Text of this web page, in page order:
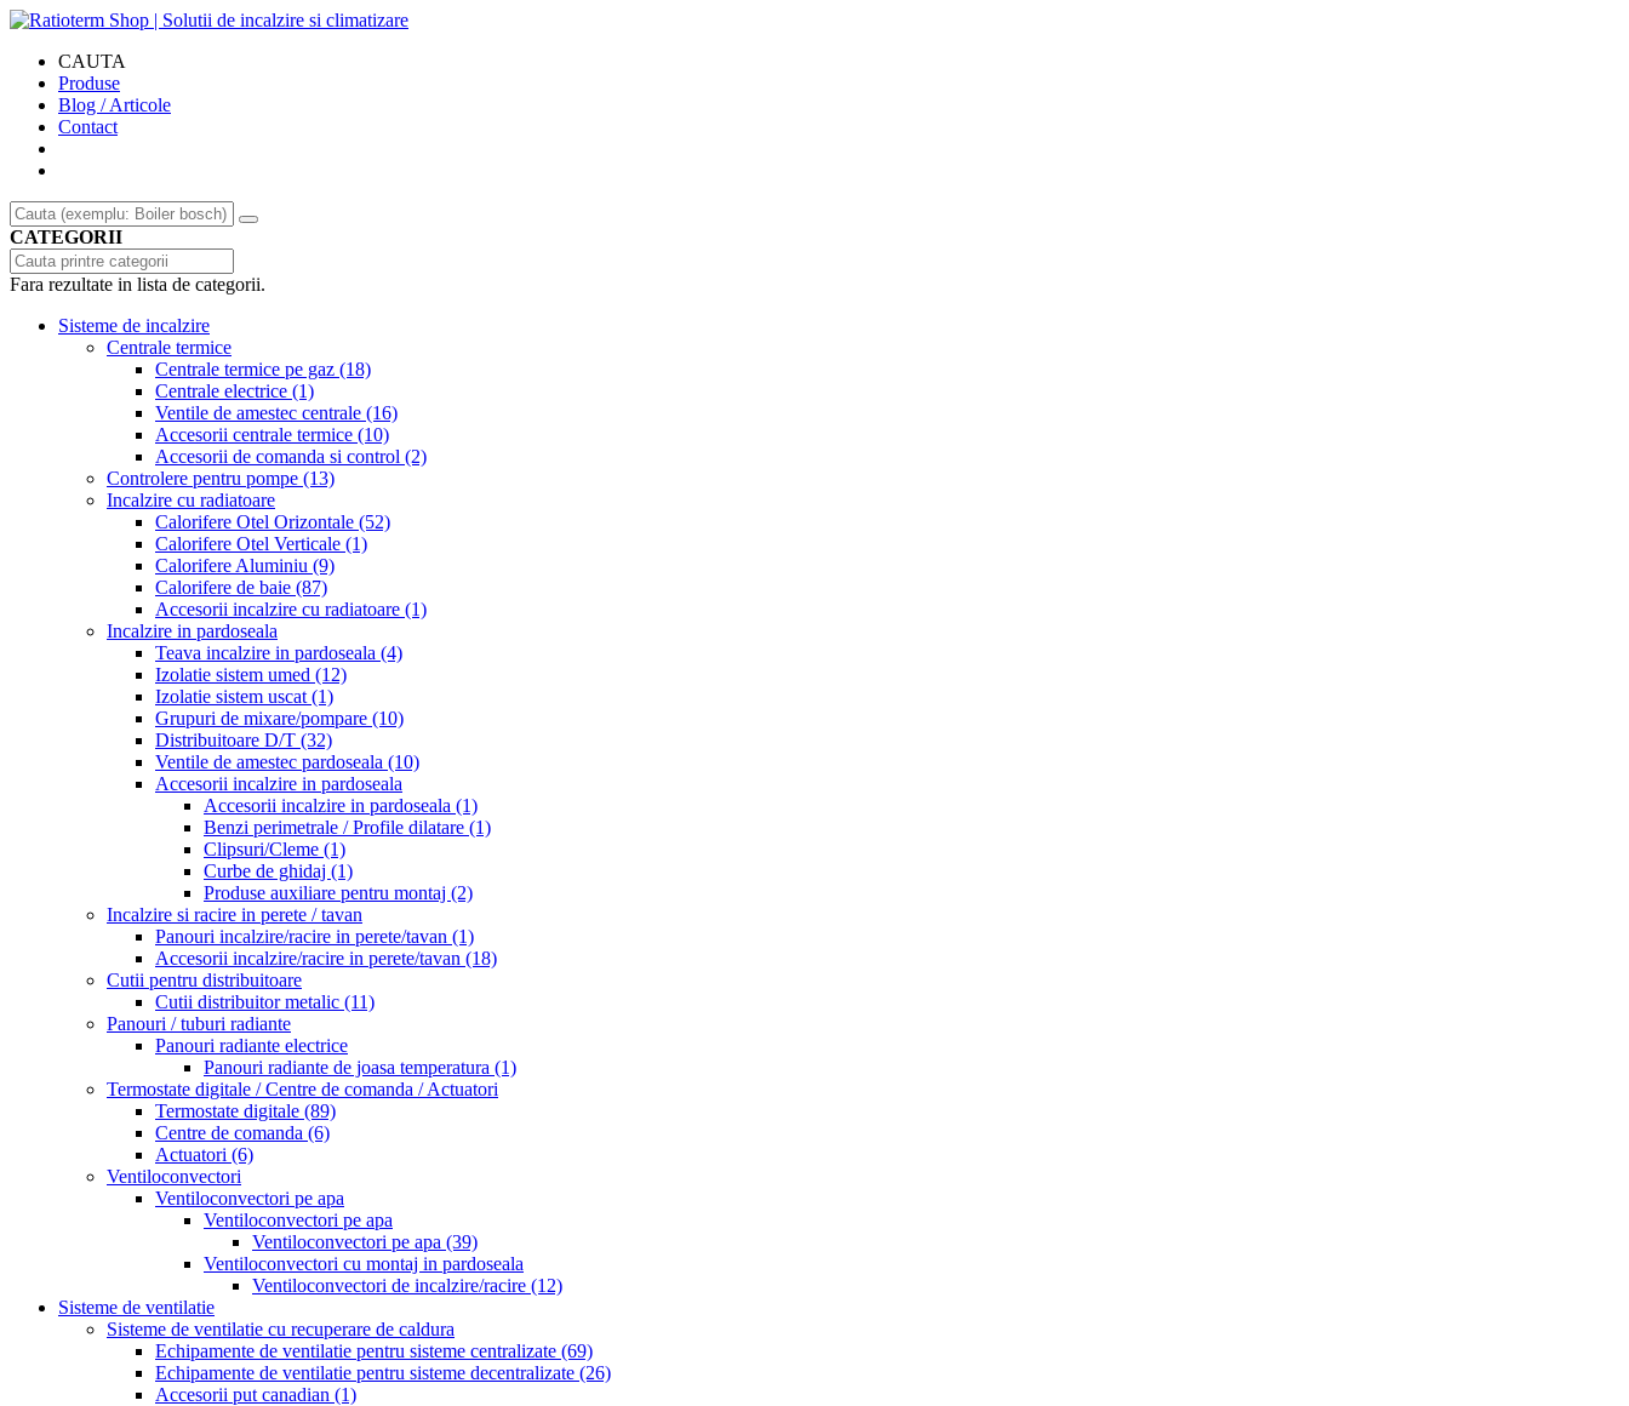
CAUTA
Produse
Blog / Articole
Contact
CATEGORII
Fara rezultate in lista de categorii.
Sisteme de incalzire
Centrale termice
Centrale termice pe gaz (18)
Centrale electrice (1)
Ventile de amestec centrale (16)
Accesorii centrale termice (10)
Accesorii de comanda si control (2)
Controlere pentru pompe (13)
Incalzire cu radiatoare
Calorifere Otel Orizontale (52)
Calorifere Otel Verticale (1)
Calorifere Aluminiu (9)
Calorifere de baie (87)
Accesorii incalzire cu radiatoare (1)
Incalzire in pardoseala
Teava incalzire in pardoseala (4)
Izolatie sistem umed (12)
Izolatie sistem uscat (1)
Grupuri de mixare/pompare (10)
Distribuitoare D/T (32)
Ventile de amestec pardoseala (10)
Accesorii incalzire in pardoseala
Accesorii incalzire in pardoseala (1)
Benzi perimetrale / Profile dilatare (1)
Clipsuri/Cleme (1)
Curbe de ghidaj (1)
Produse auxiliare pentru montaj (2)
Incalzire si racire in perete / tavan
Panouri incalzire/racire in perete/tavan (1)
Accesorii incalzire/racire in perete/tavan (18)
Cutii pentru distribuitoare
Cutii distribuitor metalic (11)
Panouri / tuburi radiante
Panouri radiante electrice
Panouri radiante de joasa temperatura (1)
Termostate digitale / Centre de comanda / Actuatori
Termostate digitale (89)
Centre de comanda (6)
Actuatori (6)
Ventiloconvectori
Ventiloconvectori pe apa
Ventiloconvectori pe apa
Ventiloconvectori pe apa (39)
Ventiloconvectori cu montaj in pardoseala
Ventiloconvectori de incalzire/racire (12)
Sisteme de ventilatie
Sisteme de ventilatie cu recuperare de caldura
Echipamente de ventilatie pentru sisteme centralizate (69)
Echipamente de ventilatie pentru sisteme decentralizate (26)
Accesorii put canadian (1)